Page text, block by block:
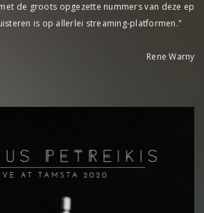
de groots opgezette nummers van deze ep
is op allerlei streaming-platformen."
Rene Warny